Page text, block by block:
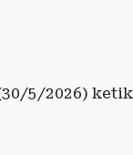
5/2026)